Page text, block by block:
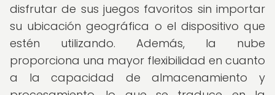
disfrutar de sus juegos favoritos sin importar
su ubicación geográfica o el dispositivo que
estén utilizando. Además, la nube
proporciona una mayor flexibilidad en cuanto
a la capacidad de almacenamiento y